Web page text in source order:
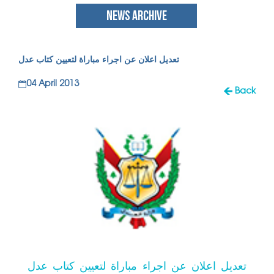
NEWS ARCHIVE
تعديل اعلان عن اجراء مباراة لتعيين كتاب عدل
Back
04 April 2013
تعديل اعلان عن اجراء مباراة لتعيين كتاب عدل